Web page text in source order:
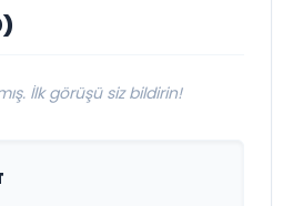
İlk görüşü siz bildirin!